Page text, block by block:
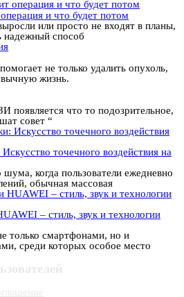
и что будет потом
или просто не входят в планы,
надежный способ
не только удалить опухоль,
жизнь.
появляется что то подозрительное,
совет “
точечного воздействия на
когда пользователи ежедневно
обычная массовая
– стиль, звук и технологии
только смартфонами, но и
среди которых особое место